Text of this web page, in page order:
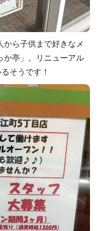
ら子供まで好きなメ
か亭」。リニューアル
そうです！